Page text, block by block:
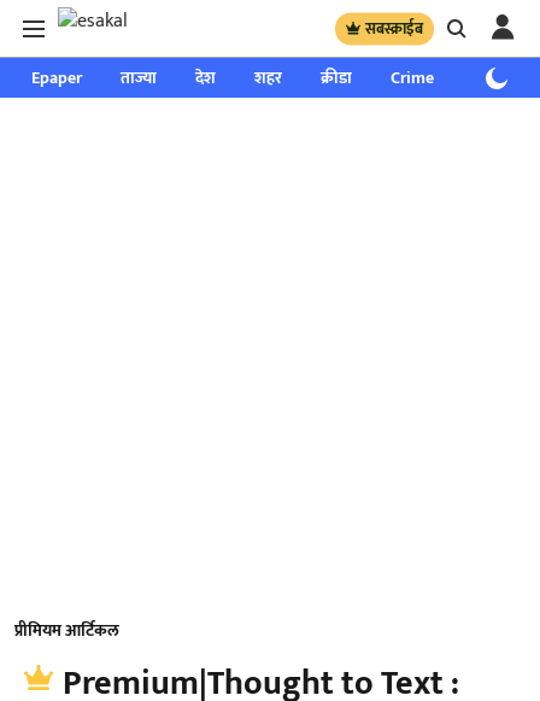
सबस्क्राईब
Epaper ताज्या देश शहर क्रीडा Crime साप्ताहिक
प्रीमियम आर्टिकल
Premium|Thought to Text :